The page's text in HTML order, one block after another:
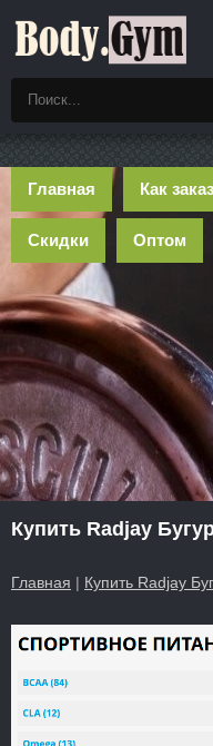
Главная Как
Скидки Оптом
Купить Radjay
Главная | Купить Radjay